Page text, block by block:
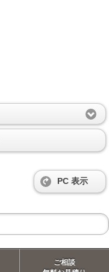
PC 表示
ご相談